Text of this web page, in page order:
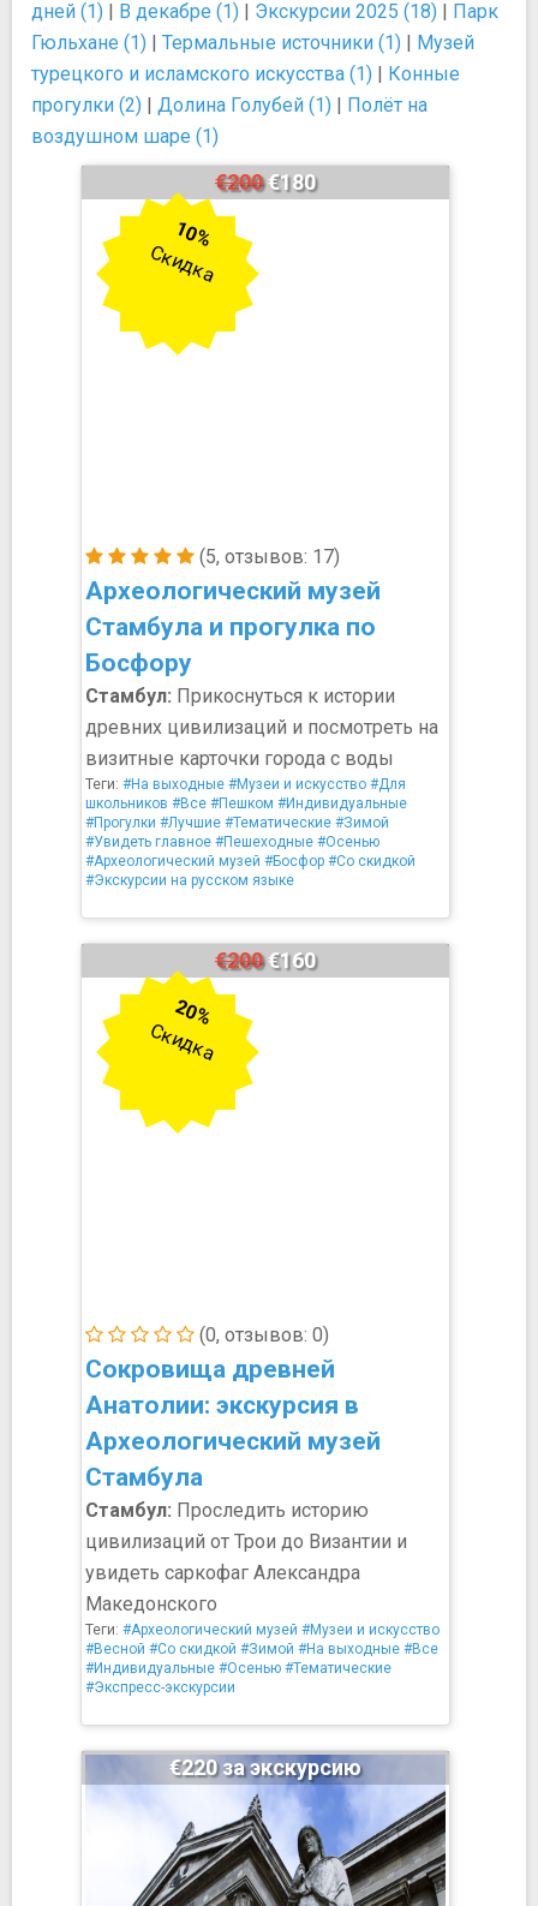
дней (1) | В декабре (1) | Экскурсии 2025 (18) | Парк
Гюльхане (1) | Термальные источники (1) | Музей
турецкого и исламского искусства (1) | Конные
прогулки (2) | Долина Голубей (1) | Полёт на
воздушном шаре (1)
(5, отзывов: 17)
Археологический музей
Стамбула и прогулка по
Босфору
€200€180
10%
Скидка
Стамбул: Прикоснуться к истории
древних цивилизаций и посмотреть на
визитные карточки города с воды
Теги: #На выходные #Музеи и искусство #Для
школьников #Все #Пешком #Индивидуальные
#Прогулки #Лучшие #Тематические #Зимой
#Увидеть главное #Пешеходные #Осенью
#Археологический музей #Босфор #Со скидкой
#Экскурсии на русском языке
(0, отзывов: 0)
Сокровища древней
Анатолии: экскурсия в
Археологический музей
Стамбула
€200€160
20%
Скидка
Стамбул: Проследить историю
цивилизаций от Трои до Византии и
увидеть саркофаг Александра
Македонского
Теги: #Археологический музей #Музеи и искусство
#Весной #Со скидкой #Зимой #На выходные #Все
#Индивидуальные #Осенью #Тематические
#Экспресс-экскурсии
€220 за экскурсию